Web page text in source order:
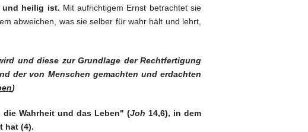
und heilig ist. Mit aufrichtigem Ernst betrachtet sie
abweichen, was sie selber für wahr hält und lehrt,
und diese zur Grundlage der Rechtfertigung
der von Menschen gemachten und erdachten
)
Wahrheit und das Leben" (Joh 14,6), in dem
hat (4).